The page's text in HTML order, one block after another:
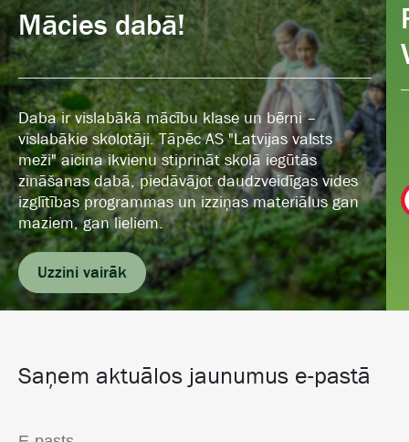
Mācies dabā!
Daba ir vislabākā mācību klase un bērni –
vislabākie skolotāji. Tāpēc AS "Latvijas valsts
meži" aicina ikvienu stiprināt skolā iegūtās
zināšanas dabā, piedāvājot daudzveidīgas vides
izglītības programmas un izziņas materiālus gan
maziem, gan lieliem.
Uzzini vairāk
Saņem aktuālos jaunumus e-pastā